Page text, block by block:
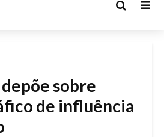
sobre
de influência